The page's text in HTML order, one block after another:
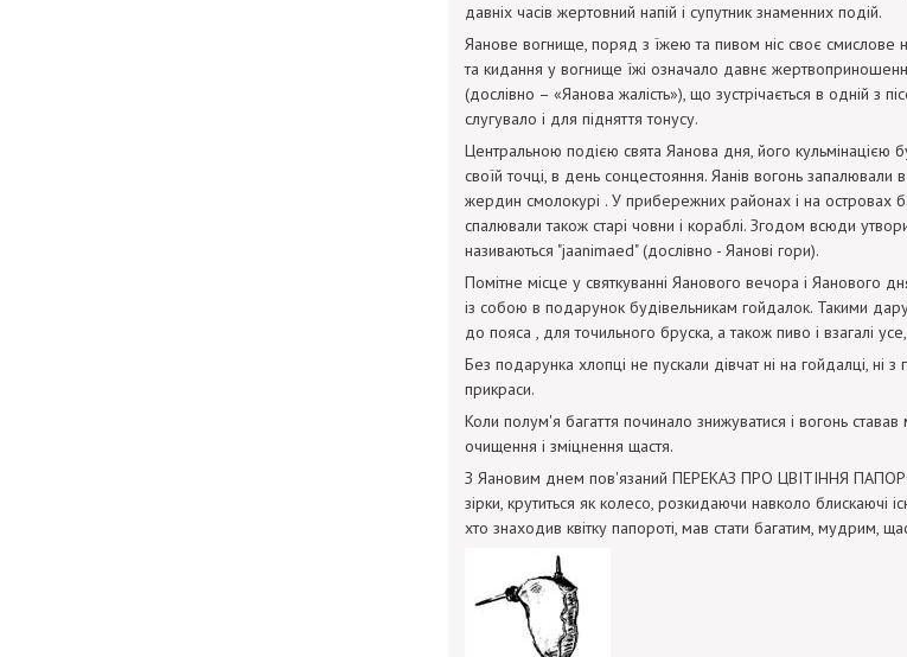
давніх часів жертовний напій і супутник знаменних подій.
Яанове вогнище, поряд з їжею та пивом ніс своє смислове
та кидання у вогнище їжі означало давнє
(дослівно – «Яанова жалість»), що зустрічається в одній з
слугувало і для підняття тонусу.
Центральною подією свята Яанова дня, його
своїй точці, в день сонцестояння. Яанів вогонь
жердин смолокурі . У прибережних районах і на островах
спалювали також старі човни і кораблі. Згодом всюди
називаються "jaanіmaed" (дослівно - Яанові гори).
Помітне місце у святкуванні Яанового вечора і
із собою в подарунок будівельникам гойдалок. Такими
до пояса , для точильного бруска, а також пиво і взагалі
Без подарунка хлопці не пускали дівчат ні на гойдалці,
прикраси.
Коли полум'я багаття починало знижуватися і вогонь
очищення і зміцнення щастя.
З Яановим днем пов'язаний ПЕРЕКАЗ ПРО ЦВІТІННЯ
зірки, крутиться як колесо, розкидаючи навколо блискаючі
хто знаходив квітку папороті, мав стати багатим, мудрим,